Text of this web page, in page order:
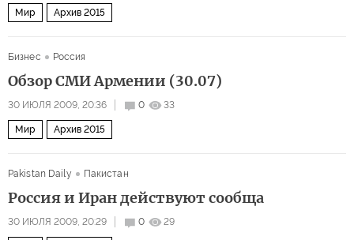
Мир Архив 2015
Бизнес Россия
Обзор СМИ Армении (30.07)
30 ИЮЛЯ 2009, 20:36 0 33
Мир Архив 2015
Pakistan Daily Пакистан
Россия и Иран действуют сообща
30 ИЮЛЯ 2009, 20:29 0 29